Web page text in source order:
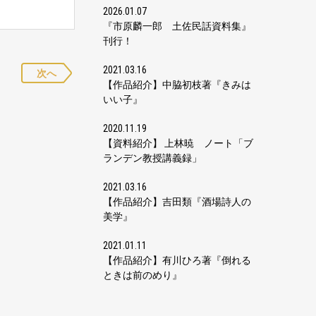
次へ
2026.01.07
『市原麟一郎 土佐民話資料集』
刊行！
2021.03.16
【作品紹介】中脇初枝著『きみは
いい子』
2020.11.19
【資料紹介】 上林暁 ノート「ブ
ランデン教授講義録」
2021.03.16
【作品紹介】吉田類『酒場詩人の
美学』
2021.01.11
【作品紹介】有川ひろ著『倒れる
ときは前のめり』